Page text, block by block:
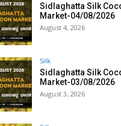
Sidlaghatta Silk
Market-04/08/2026
August 4, 2026
Silk
Sidlaghatta Silk
Market-03/08/2026
August 3, 2026